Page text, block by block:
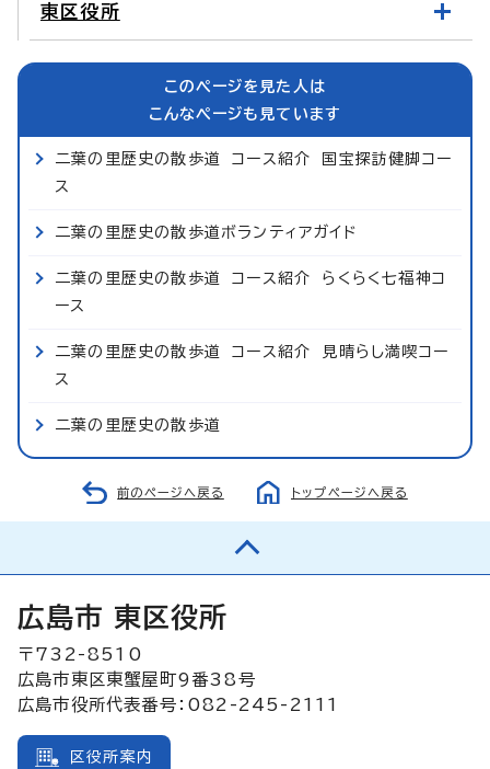
東区役所
このページを見た人は
こんなページも見ています
二葉の里歴史の散歩道 コース紹介 国宝探訪健脚コー
ス
二葉の里歴史の散歩道ボランティアガイド
二葉の里歴史の散歩道 コース紹介 らくらく七福神コ
ース
二葉の里歴史の散歩道 コース紹介 見晴らし満喫コー
ス
二葉の里歴史の散歩道
前のページへ戻る トップページへ戻る
広島市 東区役所
〒732-8510
広島市東区東蟹屋町9番38号
広島市役所代表番号：082-245-2111
区役所案内